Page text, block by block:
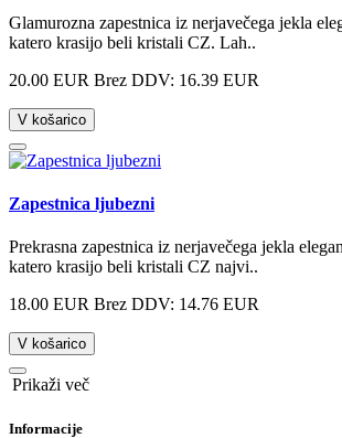
Glamurozna zapestnica iz nerjavečega jekla
katero krasijo beli kristali CZ. Lah..
20.00 EUR Brez DDV: 16.39 EUR
V košarico
Zapestnica ljubezni
Prekrasna zapestnica iz nerjavečega jekla
katero krasijo beli kristali CZ najvi..
18.00 EUR Brez DDV: 14.76 EUR
V košarico
Prikaži več
Informacije